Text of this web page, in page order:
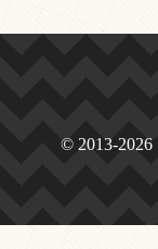
© 2013-2026